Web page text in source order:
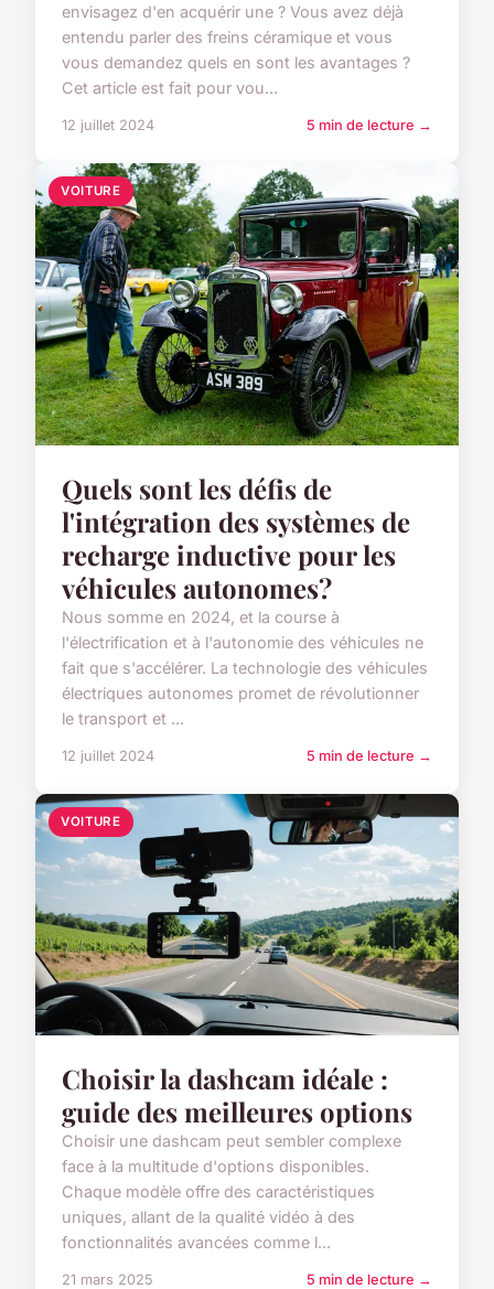
envisagez d'en acquérir une ? Vous avez déjà
entendu parler des freins céramique et vous
vous demandez quels en sont les avantages ?
Cet article est fait pour vou...
12 juillet 2024 5 min de lecture →
VOITURE
Quels sont les défis de
l'intégration des systèmes de
recharge inductive pour les
véhicules autonomes?
Nous somme en 2024, et la course à
l'électrification et à l'autonomie des véhicules ne
fait que s'accélérer. La technologie des véhicules
électriques autonomes promet de révolutionner
le transport et ...
12 juillet 2024 5 min de lecture →
VOITURE
Choisir la dashcam idéale :
guide des meilleures options
Choisir une dashcam peut sembler complexe
face à la multitude d'options disponibles.
Chaque modèle offre des caractéristiques
uniques, allant de la qualité vidéo à des
fonctionnalités avancées comme l...
21 mars 2025 5 min de lecture →